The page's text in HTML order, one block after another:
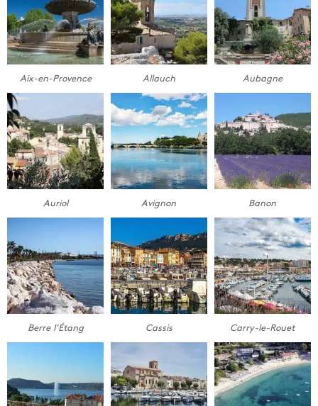
Aix-en-Provence Allauch Aubagne
Auriol Avignon Banon
Berre l’Étang Cassis Carry-le-Rouet